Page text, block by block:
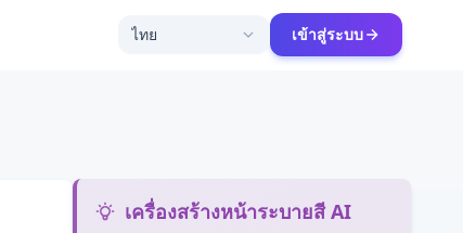
ไทย เข้าสู่ระบบ
เครื่องสร้างหน้าระบายสี AI